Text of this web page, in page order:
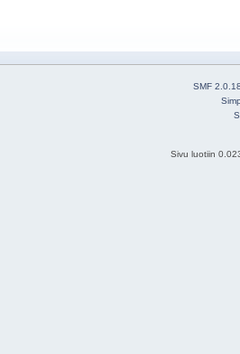
SMF
Sivu luotiin